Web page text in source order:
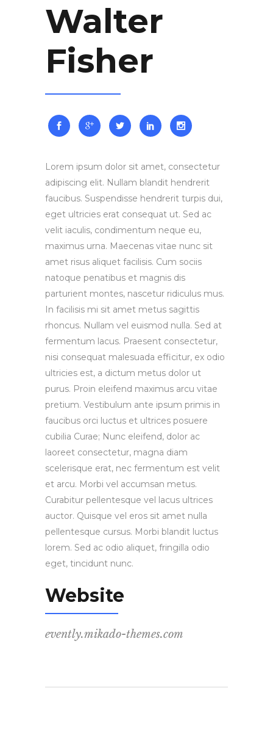
Walter
Fisher
Lorem ipsum dolor sit amet, consectetur
adipiscing elit. Nullam blandit hendrerit
faucibus. Suspendisse hendrerit turpis dui,
eget ultricies erat consequat ut. Sed ac
velit iaculis, condimentum neque eu,
maximus urna. Maecenas vitae nunc sit
amet risus aliquet facilisis. Cum sociis
natoque penatibus et magnis dis
parturient montes, nascetur ridiculus mus.
In facilisis mi sit amet metus sagittis
rhoncus. Nullam vel euismod nulla. Sed at
fermentum lacus. Praesent consectetur,
nisi consequat malesuada efficitur, ex odio
ultricies est, a dictum metus dolor ut
purus. Proin eleifend maximus arcu vitae
pretium. Vestibulum ante ipsum primis in
faucibus orci luctus et ultrices posuere
cubilia Curae; Nunc eleifend, dolor ac
laoreet consectetur, magna diam
scelerisque erat, nec fermentum est velit
et arcu. Morbi vel accumsan metus.
Curabitur pellentesque vel lacus ultrices
auctor. Quisque vel eros sit amet nulla
pellentesque cursus. Morbi blandit luctus
lorem. Sed ac odio aliquet, fringilla odio
eget, tincidunt nunc.
Website
evently.mikado-themes.com